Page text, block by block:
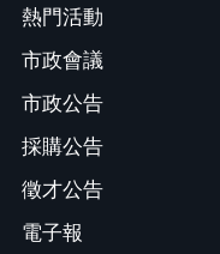
熱門活動
市政會議
市政公告
採購公告
徵才公告
電子報